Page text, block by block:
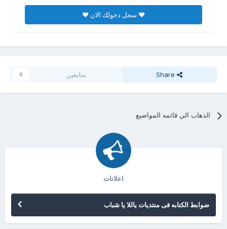
♥ سجل دخولك الان ♥
Share متابعين 0
الذهاب الي قائمه المواضيع
اعلانات
ضوابط الكتابه فى منتديات ياللا يا شباب